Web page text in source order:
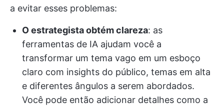
a evitar esses problemas:
O estrategista obtém clareza: as
ferramentas de IA ajudam você a
transformar um tema vago em um esboço
claro com insights do público, temas em alta
e diferentes ângulos a serem abordados.
Você pode então adicionar detalhes como a